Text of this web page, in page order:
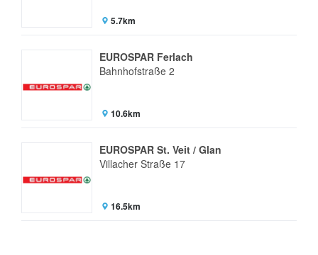
5.7km
EUROSPAR Ferlach
Bahnhofstraße 2
10.6km
EUROSPAR St. Veit / Glan
Villacher Straße 17
16.5km